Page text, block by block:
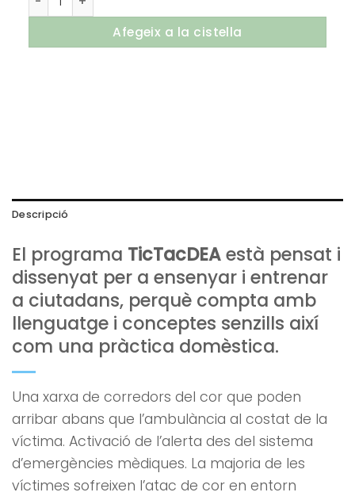
Afegeix a la cistella
Descripció
El programa TicTacDEAestà pensat i
dissenyat per a ensenyar i entrenar
a ciutadans, perquè compta amb
llenguatge i conceptes senzills així
com una pràctica domèstica.
Una xarxa de corredors del cor que poden
arribar abans que l’ambulància al costat de la
víctima. Activació de l’alerta des del sistema
d’emergències mèdiques. La majoria de les
víctimes sofreixen l’atac de cor en entorn